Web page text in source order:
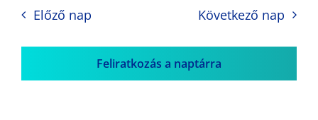
Előző nap Következő nap
Feliratkozás a naptárra